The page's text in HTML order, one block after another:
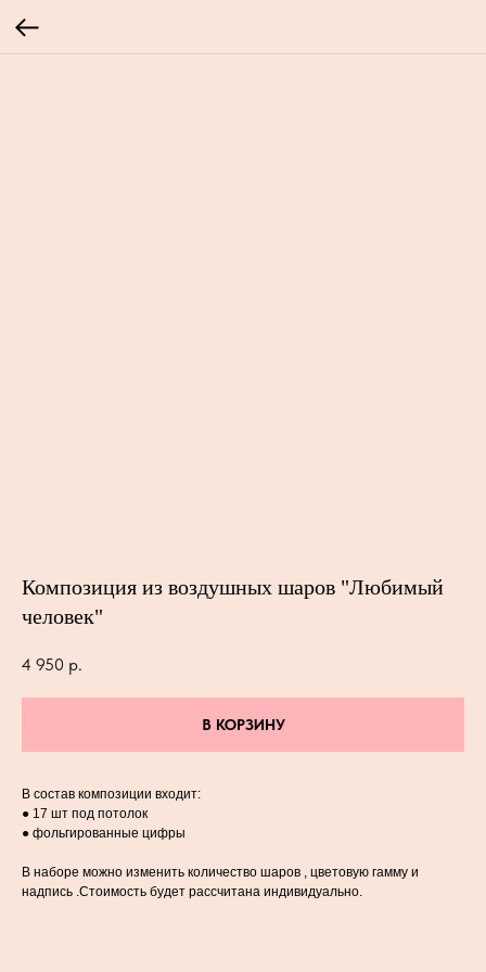
Композиция из воздушных шаров "Любимый
человек"
4 950 р.
В КОРЗИНУ
В состав композиции входит:
● 17 шт под потолок
● фольгированные цифры
В наборе можно изменить количество шаров , цветовую гамму и
надпись .Стоимость будет рассчитана индивидуально.